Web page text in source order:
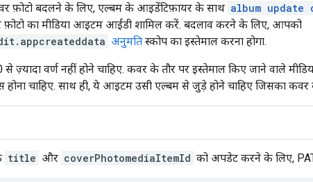
फ़ोटो बदलने के लिए, एल्बम के आइडेंटिफ़ायर के साथ album update
फ़ोटो का मीडिया आइटम आईडी शामिल करें. बदलाव करने के लिए, आपको
अनुमति स्कोप का इस्तेमाल करना होगा.
ज़्यादा वर्ण नहीं होने चाहिए. कवर के तौर पर इस्तेमाल किए जाने वाले
चाहिए. साथ ही, ये आइटम उसी एल्बम से जुड़े होने चाहिए जिसका कवर
title और coverPhotomediaItemId को अपडेट करने के लिए,